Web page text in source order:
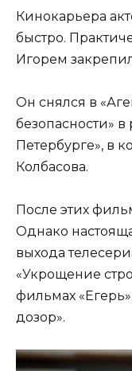
Кинокарьера
быстро.
Игорем
Он снялся в
безопасности»
Петербурге», в
Колбасова.
После этих
Однако
выхода
«Укрощение
фильмах
дозор».